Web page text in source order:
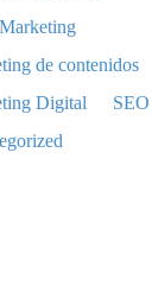
de contenidos
Digital
SEO